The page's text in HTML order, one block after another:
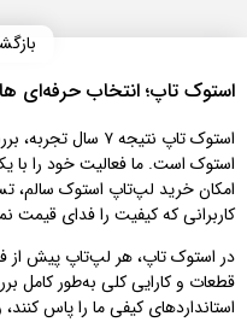
استوک تاپ؛ انتخاب حرفه‌ای‌
استوک تاپ نتیجه ۷
استوک است. ما فعالیت خود را
امکان خرید لپ‌تاپ استوک سالم،
کاربرانی که کیفیت را فدای قیمت
در استوک تاپ، هر لپ‌تاپ پیش از
قطعات و کارایی کلی به‌طور
استانداردهای کیفی ما را پاس